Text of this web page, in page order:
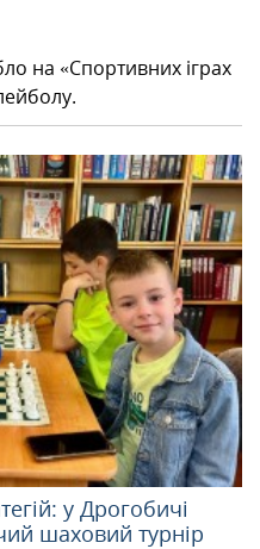
на «Спортивних іграх
у Дрогобичі
шаховий турнір